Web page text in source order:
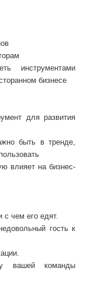
инструментами
бизнесе
для развития
быть в тренде,
влияет на бизнес-
с чем его едят.
гость к
вашей команды